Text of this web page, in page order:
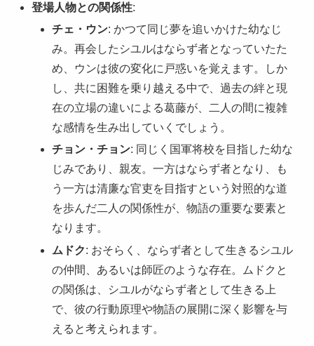
登場人物との関係性:
チェ・ウン: かつて同じ夢を追いかけた幼なじ
み。再会したシユルはならず者となっていたた
め、ウンは彼の変化に戸惑いを覚えます。しか
し、共に困難を乗り越える中で、過去の絆と現
在の立場の違いによる葛藤が、二人の間に複雑
な感情を生み出していくでしょう。
チョン・チョン: 同じく国軍将校を目指した幼な
じみであり、親友。一方はならず者となり、も
う一方は清廉な官吏を目指すという対照的な道
を歩んだ二人の関係性が、物語の重要な要素と
なります。
ムドク: おそらく、ならず者として生きるシユル
の仲間、あるいは師匠のような存在。ムドクと
の関係は、シユルがならず者として生きる上
で、彼の行動原理や物語の展開に深く影響を与
えると考えられます。